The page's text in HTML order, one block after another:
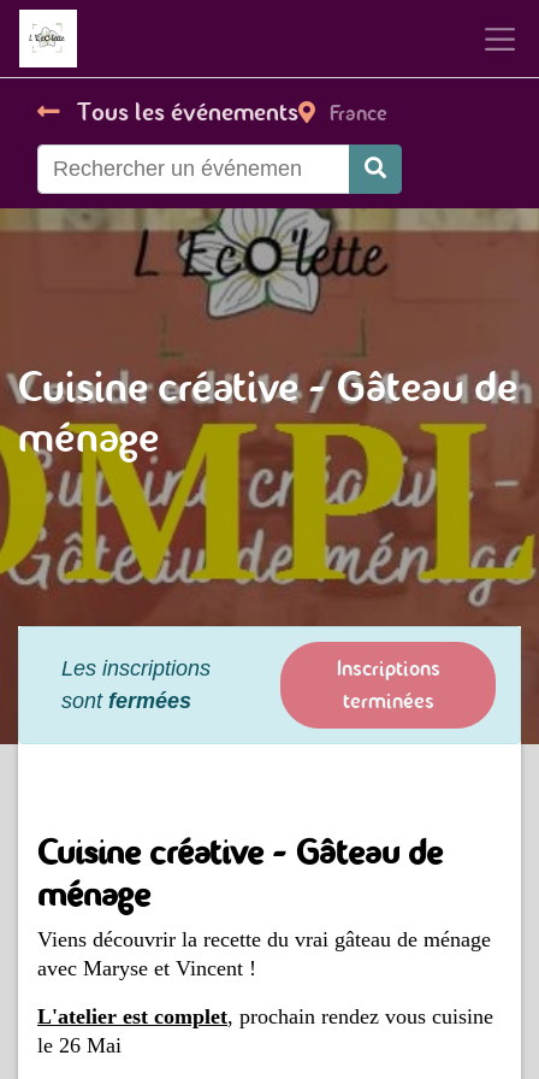
Tous les événements France
Cuisine créative - Gâteau de
ménage
Les inscriptions
sont fermées
Inscriptions
terminées
Cuisine créative - Gâteau de
ménage
Viens découvrir la recette du vrai gâteau de ménage
avec Maryse et Vincent !
L'atelier est complet, prochain rendez vous cuisine
le 26 Mai